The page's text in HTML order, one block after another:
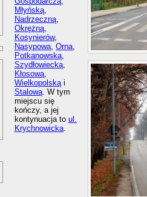
Młyńską,
Nadrzeczną,
Okrężną,
Kosynierów,
Nasypową, Orną,
Potkanowską,
Szydłowiecką,
Kłosową,
Wielkopolskąi
Stalową. W tym
miejscu się
kończy, a jej
kontynuacja to ul.
Krychnowicka.